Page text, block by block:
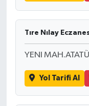
Tıre Nılay
YENI
Yol Tarifi Al